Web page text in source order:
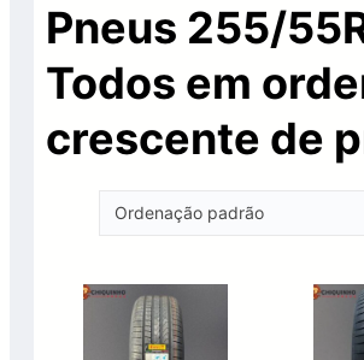
Pneus 255/
Todos em
crescente de